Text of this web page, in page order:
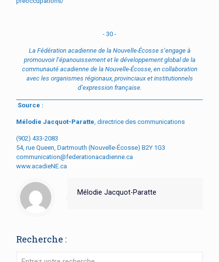
- 30 -
La Fédération acadienne de la Nouvelle-Écosse s’engage à
promouvoir l’épanouissement et le développement global de la
communauté acadienne de la Nouvelle-Écosse, en collaboration
avec les organismes régionaux, provinciaux et institutionnels
d’expression française.
Source :
Mélodie Jacquot-Paratte, directrice des communications
(902) 433-2083
54, rue Queen, Dartmouth (Nouvelle-Écosse) B2Y 1G3
communication@federationacadienne.ca
www.acadieNE.ca
Mélodie Jacquot-Paratte
Recherche :